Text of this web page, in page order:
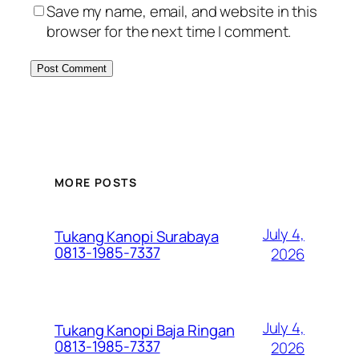
Save my name, email, and website in this
browser for the next time I comment.
MORE POSTS
Tukang Kanopi Surabaya
0813-1985-7337
July 4,
2026
Tukang Kanopi Baja Ringan
0813-1985-7337
July 4,
2026